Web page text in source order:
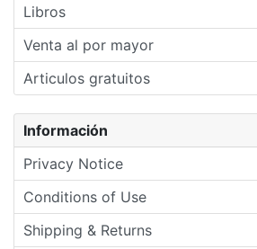
Libros
Venta al por mayor
Articulos gratuitos
Información
Privacy Notice
Conditions of Use
Shipping & Returns